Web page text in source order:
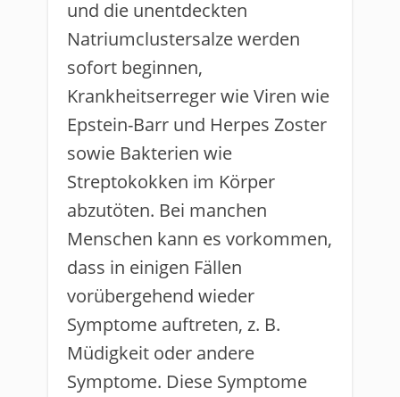
und die unentdeckten
Natriumclustersalze werden
sofort beginnen,
Krankheitserreger wie Viren wie
Epstein-Barr und Herpes Zoster
sowie Bakterien wie
Streptokokken im Körper
abzutöten. Bei manchen
Menschen kann es vorkommen,
dass in einigen Fällen
vorübergehend wieder
Symptome auftreten, z. B.
Müdigkeit oder andere
Symptome. Diese Symptome